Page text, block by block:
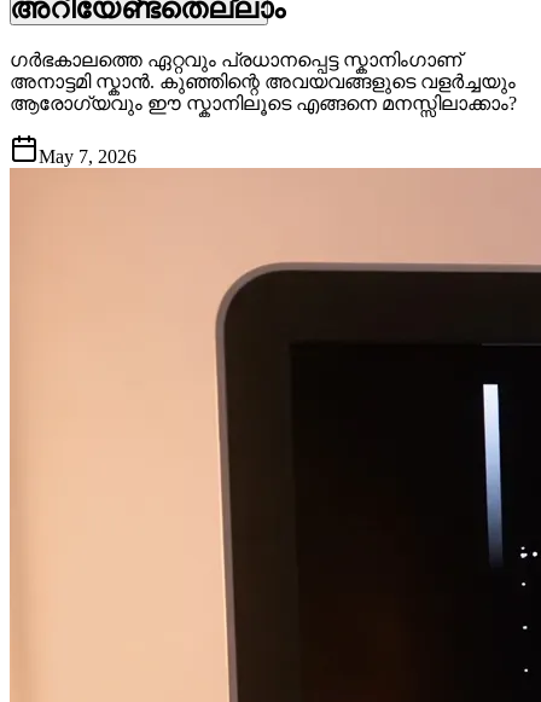
അറിയേണ്ടതെല്ലാം
ഗർഭകാലത്തെ ഏറ്റവും പ്രധാനപ്പെട്ട സ്കാനിംഗാണ്
അനാട്ടമി സ്കാൻ. കുഞ്ഞിന്റെ അവയവങ്ങളുടെ വളർച്ചയും
ആരോഗ്യവും ഈ സ്കാനിലൂടെ എങ്ങനെ മനസ്സിലാക്കാം?
May 7, 2026